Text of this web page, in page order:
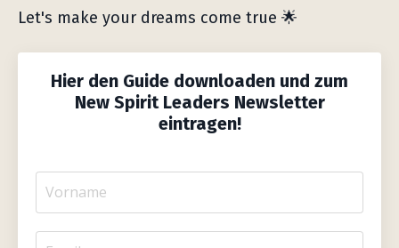
Let's make your dreams come true 🌟
Hier den Guide downloaden und zum
New Spirit Leaders Newsletter
eintragen!